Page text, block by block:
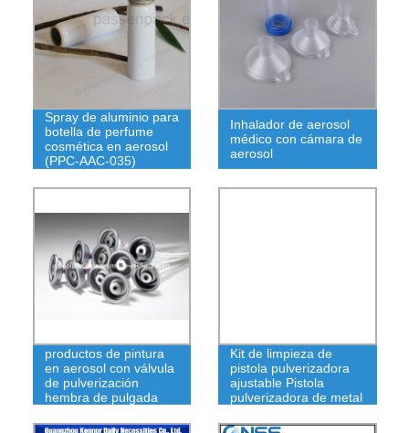
Spray de aluminio para
botella de perfume
cosmética en aerosol
(PPC-AAC-035)
Inhalador de aerosol
médico con cámara de
aerosol
productos de pintura
en aerosol con válvula
de pulverización
hembra de pulgada
Kit de limpieza de
pistola pulverizadora
ajustable Pistola
pulverizadora de metal